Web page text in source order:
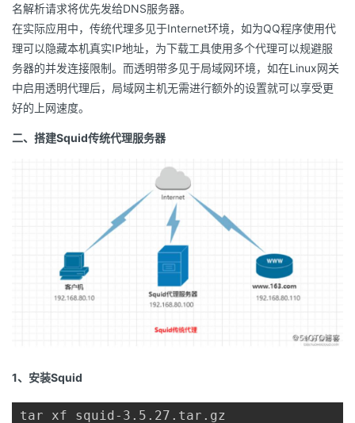
藏
名解析请求将优先发给DNS服务器。
在实际应用中，传统代理多见于Internet环境，如为QQ程序使用代
理可以隐藏本机真实IP地址，为下载工具使用多个代理可以规避服
务器的并发连接限制。而透明带多见于局域网环境，如在Linux网关
中启用透明代理后，局域网主机无需进行额外的设置就可以享受更
好的上网速度。
二、搭建Squid传统代理服务器
1、安装Squid
tar xf squid-3.5.27.tar.gz